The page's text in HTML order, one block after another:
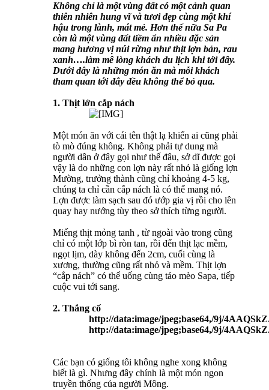
Không chỉ là một vùng đất có một cảnh quan
thiên nhiên hung vĩ và tươi đẹp cùng một khí
hậu trong lành, mát mẻ. Hơn thế nữa Sa Pa
còn là một vùng đất tiềm ẩn nhiều đặc sản
mang hương vị núi rừng như thịt lợn bản, rau
xanh….làm mê lòng khách du lịch khi tới đây.
Dưới đây là những món ăn mà mỗi khách
tham quan tới đây đều không thể bỏ qua.
1. Thịt lớn cắp nách
Một món ăn với cái tên thật lạ khiến ai cũng phải
tò mò đúng không. Không phải tự dung mà
người dân ở đây gọi như thế đâu, sở dĩ được gọi
vậy là do những con lợn này rất nhỏ là giống lợn
Mường, trưởng thành cũng chỉ khoảng 4-5 kg,
chúng ta chỉ cần cắp nách là có thể mang nó.
Lợn được làm sạch sau đó ướp gia vị rồi cho lên
quay hay nướng tùy theo sở thích từng người.
Miếng thịt mỏng tanh , từ ngoài vào trong cũng
chỉ có một lớp bì ròn tan, rồi đến thịt lạc mềm,
ngọt lịm, dày không đến 2cm, cuối cùng là
xương, thường cũng rất nhỏ và mềm. Thịt lợn
“cắp nách” có thể uống cùng táo mèo Sapa, tiếp
cuộc vui tới sang.
2. Thắng cố
http://data:image/
Các bạn có giống tôi không nghe xong không
biết là gì. Nhưng đây chính là một món ngon
truyền thống của người Mông.